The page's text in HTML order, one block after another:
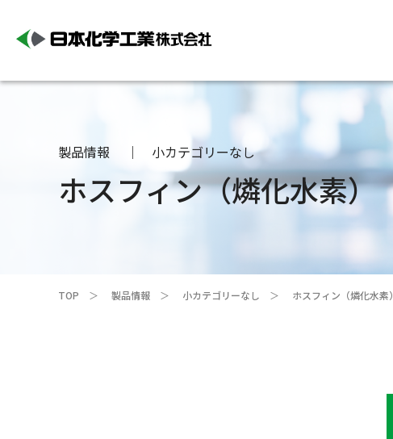
製品情報 小カテゴリーなし
ホスフィン（燐化水素）
TOP 製品情報 小カテゴリーなし ホスフィン（燐化水素）